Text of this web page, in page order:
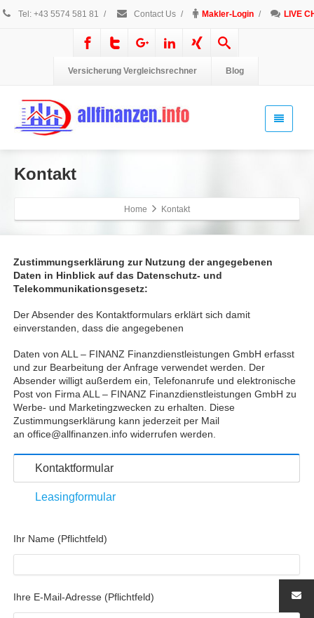
Tel: +43 5574 581 81 / Contact Us / Makler-Login / LIVE
Versicherung Vergleichsrechner Blog
Kontakt
Home Kontakt
Zustimmungserklärung zur Nutzung der angegebenen
Daten in Hinblick auf das Datenschutz- und
Telekommunikationsgesetz:
Der Absender des Kontaktformulars erklärt sich damit
einverstanden, dass die angegebenen
Daten von ALL – FINANZ Finanzdienstleistungen GmbH erfasst
und zur Bearbeitung der Anfrage verwendet werden. Der
Absender willigt außerdem ein, Telefonanrufe und elektronische
Post von Firma ALL – FINANZ Finanzdienstleistungen GmbH zu
Werbe- und Marketingzwecken zu erhalten. Diese
Zustimmungserklärung kann jederzeit per Mail
an office@allfinanzen.info widerrufen werden.
Kontaktformular
Leasingformular
Ihr Name (Pflichtfeld)
Ihre E-Mail-Adresse (Pflichtfeld)